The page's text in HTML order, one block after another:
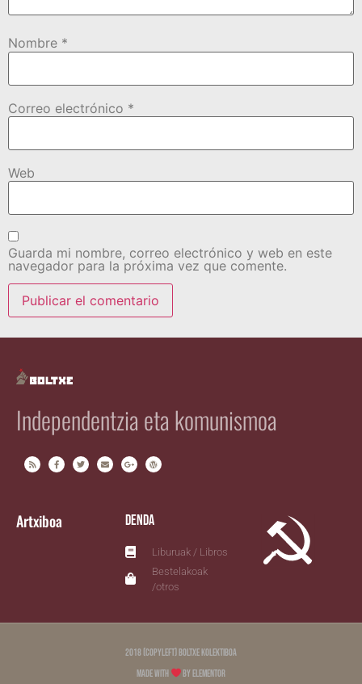
Nombre *
Correo electrónico *
Web
Guarda mi nombre, correo electrónico y web en este
navegador para la próxima vez que comente.
Independentzia eta komunismoa
Artxiboa Denda
Liburuak / Libros
Bestelakoak
/otros
2018 (copyleft) Boltxe Kolektiboa
Made with
by Elementor